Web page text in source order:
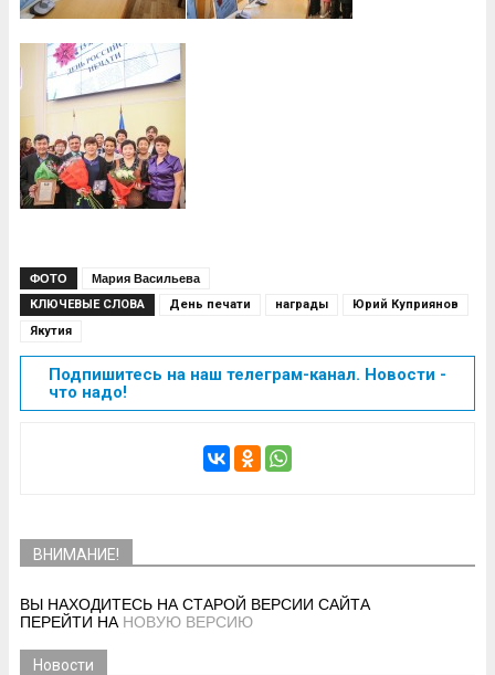
ФОТО Мария Васильева
КЛЮЧЕВЫЕ СЛОВА День печати награды
Юрий Куприянов
Якутия
Подпишитесь на наш телеграм-канал. Новости -
что надо!
ВНИМАНИЕ!
ВЫ НАХОДИТЕСЬ НА СТАРОЙ ВЕРСИИ САЙТА
ПЕРЕЙТИ НА НОВУЮ ВЕРСИЮ
Новости